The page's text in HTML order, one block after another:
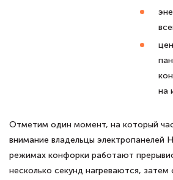
на
Отметим один момент, на который
внимание владельцы электропанелей
режимах конфорки работают
несколько секунд нагреваются, затем